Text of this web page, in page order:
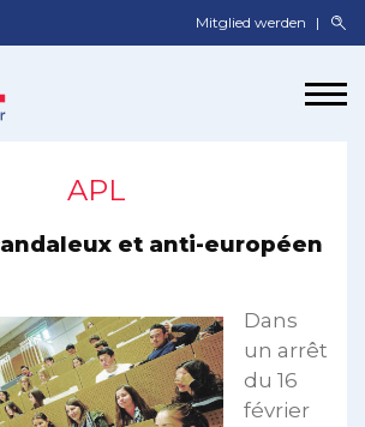
Mitglied werden
APL
et anti-européen
Dans
un arrêt
du 16
février